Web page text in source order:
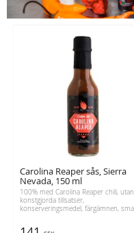
Carolina Reaper sås, Sierra
Nevada, 150 ml
100% med Carolina Reaper chili, utan
konstgjorda tillsatser,
konserveringsmedel, färgämnen,